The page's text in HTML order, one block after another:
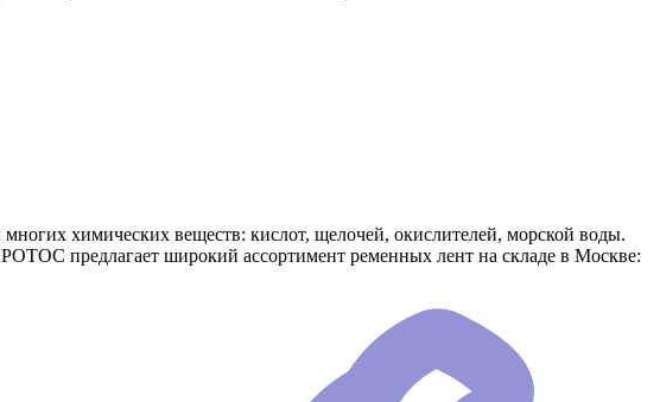
химических веществ: кислот, щелочей, окислителей, морской воды.
предлагает широкий ассортимент ременных лент на складе в Москве: